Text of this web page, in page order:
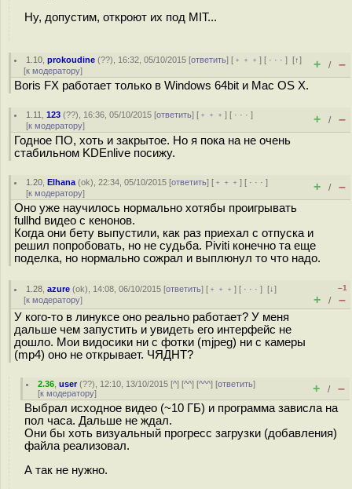
Ну, допустим, откроют их под MIT...
1.10 ,prokoudine (??), 16:32, 05/10/2015 [ответить] [ ﹢﹢﹢] [ · · ·][↑]
[к модератору] + / –
Boris FX работает только в Windows 64bit и Mac OS X.
1.11 ,123 (??), 16:36, 05/10/2015 [ответить] [ ﹢﹢﹢] [ · · ·]
[к модератору] + / –
Годное ПО, хоть и закрытое. Но я пока на не очень
стабильном KDEnlive посижу.
1.20 ,Elhana (ok), 22:34, 05/10/2015 [ответить] [ ﹢﹢﹢] [ · · ·]
[к модератору] + / –
Оно уже научилось нормально хотябы проигрывать
fullhd видео с кенонов.
Когда они бету выпустили, как раз приехал с отпуска и
решил попробовать, но не судьба. Piviti конечно та еще
поделка, но нормально сожрал и выплюнул то что надо.
1.28 ,azure (ok), 14:08, 06/10/2015 [ответить] [ ﹢﹢﹢] [ · · ·][↓]
[к модератору]
–1
+ / –
У кого-то в линуксе оно реально работает? У меня
дальше чем запустить и увидеть его интерфейс не
дошло. Мои видосики ни с фотки (mjpeg) ни с камеры
(mp4) оно не открывает. ЧЯДНТ?
2.36 ,user(??), 12:10, 13/10/2015 [^] [^^] [^^^] [ответить]
[к модератору] + / –
Выбрал исходное видео (~10 ГБ) и программа зависла на
пол часа. Дальше не ждал.
Они бы хоть визуальный прогресс загрузки (добавления)
файла реализовал.
А так не нужно.